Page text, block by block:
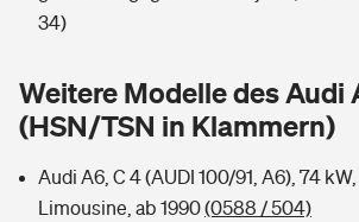
Wer versichert was: Jetzt Versicherer finden
Sie haben Fragen?
Handyversicherung
Musikinstrumentenversicherung
Zur Übersicht
Sie haben Fragen?
Rentenrechner: Wie viel Geld bekomme ich
34)
Weitere Modelle des Audi
(HSN/TSN in Klammern)
Audi A6, C 4 (AUDI 100/91, A6), 74 kW,
Limousine, ab 1990(0588 / 504)